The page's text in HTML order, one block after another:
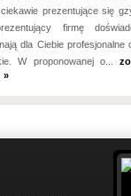
prezentujące się
firmę
dla Ciebie profesjonalne
W proponowanej o...
»